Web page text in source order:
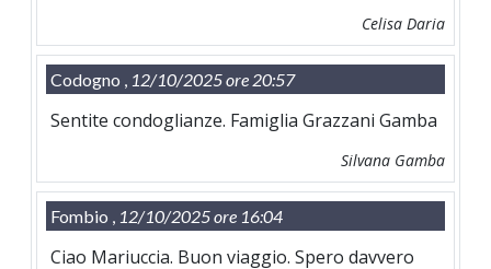
Celisa Daria
Codogno , 12/10/2025 ore 20:57
Sentite condoglianze. Famiglia Grazzani Gamba
Silvana Gamba
Fombio , 12/10/2025 ore 16:04
Ciao Mariuccia. Buon viaggio. Spero davvero